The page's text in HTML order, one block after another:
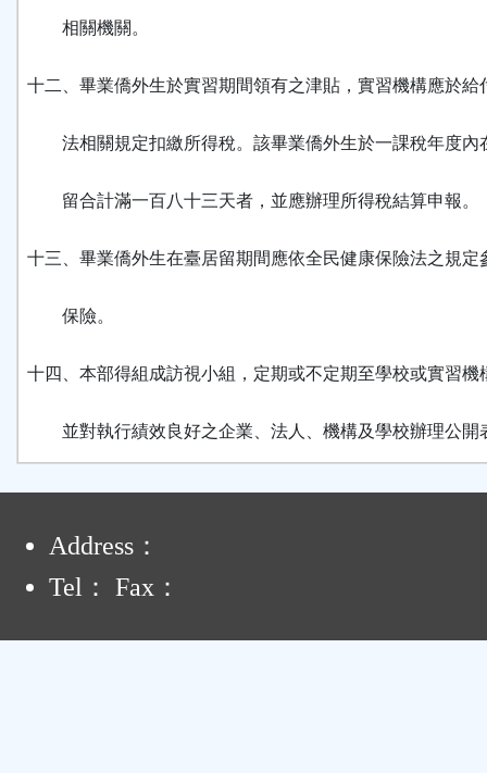
相關機關。
十二、畢業僑外生於實習期間領有之津貼，實習機構應於給
法相關規定扣繳所得稅。該畢業僑外生於一課稅年度內
留合計滿一百八十三天者，並應辦理所得稅結算申報。
十三、畢業僑外生在臺居留期間應依全民健康保險法之規定
保險。
十四、本部得組成訪視小組，定期或不定期至學校或實習機
並對執行績效良好之企業、法人、機構及學校辦理公開
Address：
Tel： Fax：